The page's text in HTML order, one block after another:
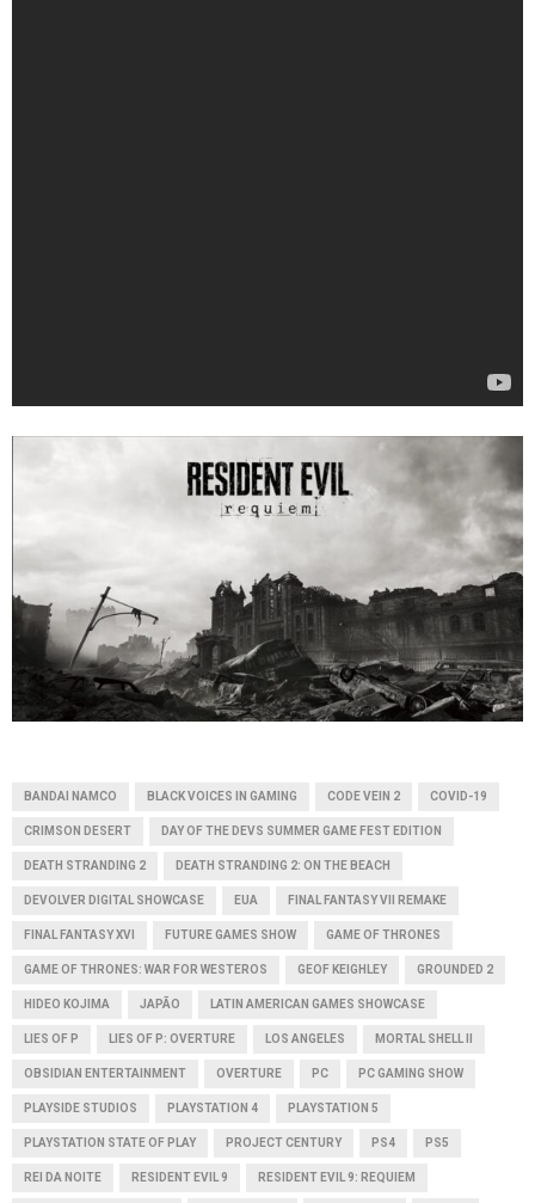
BANDAI NAMCO BLACK VOICES IN GAMING CODE VEIN 2 COVID-19
CRIMSON DESERT DAY OF THE DEVS SUMMER GAME FEST EDITION
DEATH STRANDING 2 DEATH STRANDING 2: ON THE BEACH
DEVOLVER DIGITAL SHOWCASE EUA FINAL FANTASY VII REMAKE
FINAL FANTASY XVI FUTURE GAMES SHOW GAME OF THRONES
GAME OF THRONES: WAR FOR WESTEROS GEOF KEIGHLEY GROUNDED 2
HIDEO KOJIMA JAPÃO LATIN AMERICAN GAMES SHOWCASE
LIES OF P LIES OF P: OVERTURE LOS ANGELES MORTAL SHELL II
OBSIDIAN ENTERTAINMENT OVERTURE PC PC GAMING SHOW
PLAYSIDE STUDIOS PLAYSTATION 4 PLAYSTATION 5
PLAYSTATION STATE OF PLAY PROJECT CENTURY PS4 PS5
REI DA NOITE RESIDENT EVIL 9 RESIDENT EVIL 9: REQUIEM